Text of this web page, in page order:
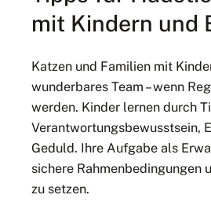
mit Kindern und
Katzen und Familien mit
wunderbares Team – wenn
werden. Kinder lernen durch
Verantwortungsbewusstsein,
Geduld. Ihre Aufgabe als
sichere Rahmenbedingungen
zu setzen.